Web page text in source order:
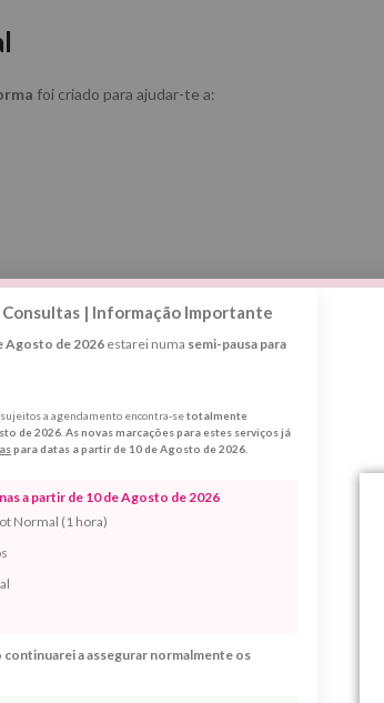
foi criado para ajudar-te a:
com este ritual
Consultas | Informação Importante
Agosto de 2026estarei numa semi-pausa para
a agendamento encontra-setotalmente
de 2026 As novas marcações para estes serviços já
para datas a partir de 10 de Agosto de 2026.
a partir de 10 de Agosto de 2026
Normal (1 hora)
a assegurar normalmente os